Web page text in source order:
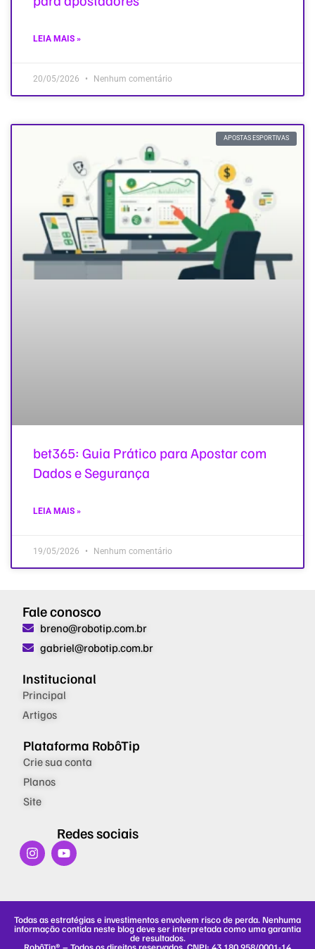
LEIA MAIS »
20/05/2026 Nenhum comentário
APOSTAS ESPORTIVAS
bet365: Guia Prático para Apostar com
Dados e Segurança
LEIA MAIS »
19/05/2026 Nenhum comentário
Fale conosco
breno@robotip.com.br
gabriel@robotip.com.br
Institucional
Principal
Artigos
Plataforma RobôTip
Crie sua conta
Planos
Site
Redes sociais
I
n
s
r
a
Y
o
u
e
Todas as estratégias e investimentos envolvem risco de perda. Nenhuma
informação contida neste blog deve ser interpretada como uma garantia
de resultados.
RobôTip® – Todos os direitos reservados. CNPJ: 43.180.958/0001-14